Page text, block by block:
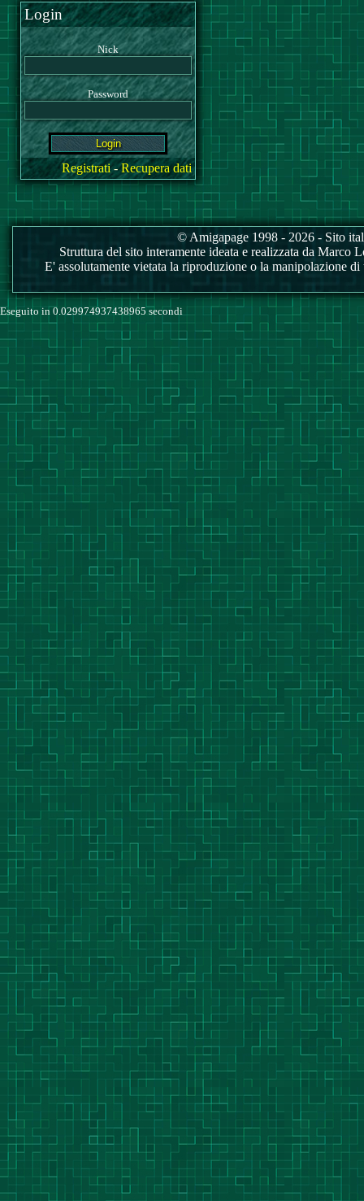
Login
Nick
Password
Registrati-Recupera dati
© Amigapage 1998 - 2026 - Sito
Struttura del sito interamente ideata e realizzata da
E' assolutamente vietata la riproduzione o la manipolazione
Eseguito in 0.029974937438965 secondi